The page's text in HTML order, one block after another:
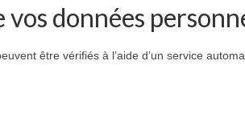
vos données
être vérifiés à l’aide d’un service